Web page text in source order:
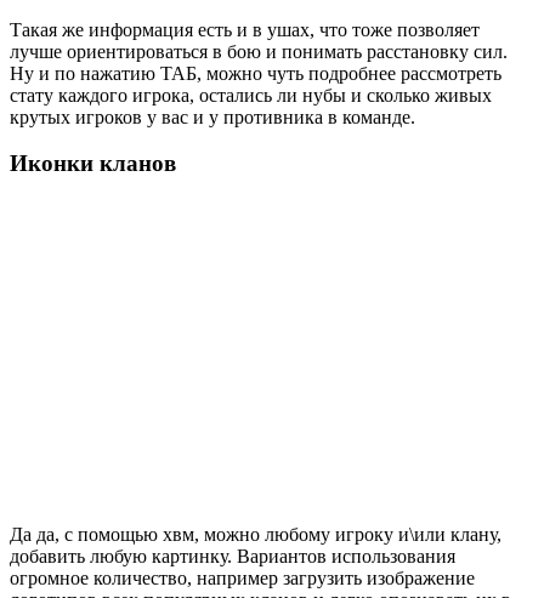
Такая же информация есть и в ушах, что тоже позволяет
лучше ориентироваться в бою и понимать расстановку сил.
Ну и по нажатию ТАБ, можно чуть подробнее рассмотреть
стату каждого игрока, остались ли нубы и сколько живых
крутых игроков у вас и у противника в команде.
Иконки кланов
Да да, с помощью хвм, можно любому игроку и\или клану,
добавить любую картинку. Вариантов использования
огромное количество, например загрузить изображение